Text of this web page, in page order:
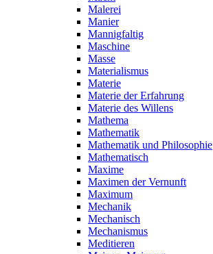
Malerei
Manier
Mannigfaltig
Maschine
Masse
Materialismus
Materie
Materie der Erfahrung
Materie des Willens
Mathema
Mathematik
Mathematik und Philosophie
Mathematisch
Maxime
Maximen der Vernunft
Maximum
Mechanik
Mechanisch
Mechanismus
Meditieren